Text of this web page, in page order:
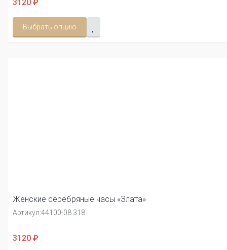
3120 ₽
Выбрать опцию
Женские серебряные часы «Злата»
Артикул:44100-08.318
3120 ₽